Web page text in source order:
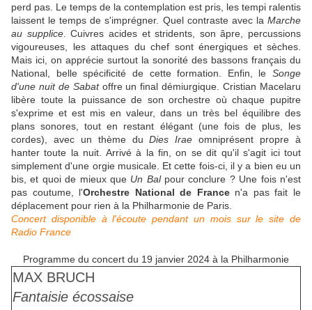
perd pas. Le temps de la contemplation est pris, les tempi ralentis
laissent le temps de s'imprégner. Quel contraste avec la Marche
au supplice. Cuivres acides et stridents, son âpre, percussions
vigoureuses, les attaques du chef sont énergiques et sèches.
Mais ici, on apprécie surtout la sonorité des bassons français du
National, belle spécificité de cette formation. Enfin, le Songe
d'une nuit de Sabatoffre un final démiurgique. Cristian Macelaru
libère toute la puissance de son orchestre où chaque pupitre
s'exprime et est mis en valeur, dans un très bel équilibre des
plans sonores, tout en restant élégant (une fois de plus, les
cordes), avec un thème duDies Irae omniprésent propre à
hanter toute la nuit. Arrivé à la fin, on se dit qu'il s'agit ici tout
simplement d'une orgie musicale. Et cette fois-ci, il y a bien eu un
bis, et quoi de mieux que Un Bal pour conclure ? Une fois n'est
pas coutume, l'Orchestre National de Francen'a pas fait le
déplacement pour rien à la Philharmonie de Paris.
Concert disponible à l'écoute pendant un mois sur le site de
Radio France
Programme du concert du 19 janvier 2024 à la Philharmonie
MAX BRUCH
Fantaisie écossaise